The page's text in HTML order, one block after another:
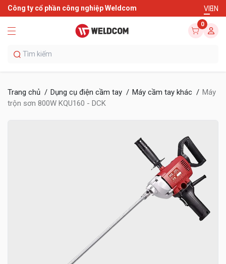
Công ty cổ phần công nghiệp Weldcom VIEN
0
Trang chủ Dụng cụ điện cầm tay Máy cầm tay khác
Máy
trộn sơn 800W KQU160 - DCK